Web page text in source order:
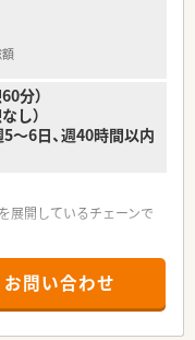
分）
）
～6日、週40時間以内
展開しているチェーンで
定した基盤を誇りま
お問い合わせ